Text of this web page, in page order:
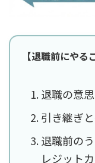
【退職前にやる
退職の意
引き継ぎ
退職前の
レジット